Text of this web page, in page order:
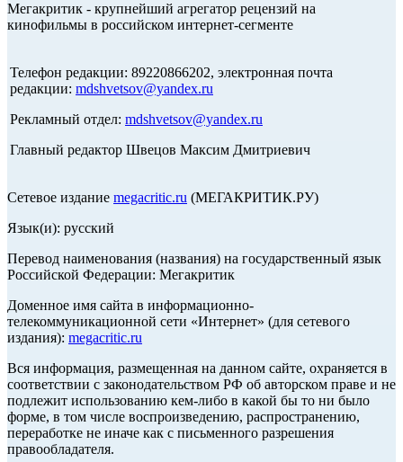
Мегакритик - крупнейший агрегатор рецензий на
кинофильмы в российском интернет-сегменте
Телефон редакции: 89220866202, электронная почта
редакции: mdshvetsov@yandex.ru
Рекламный отдел: mdshvetsov@yandex.ru
Главный редактор Швецов Максим Дмитриевич
Сетевое издание megacritic.ru (МЕГАКРИТИК.РУ)
Язык(и): русский
Перевод наименования (названия) на государственный язык
Российской Федерации: Мегакритик
Доменное имя сайта в информационно-
телекоммуникационной сети «Интернет» (для сетевого
издания): megacritic.ru
Вся информация, размещенная на данном сайте, охраняется в
соответствии с законодательством РФ об авторском праве и не
подлежит использованию кем-либо в какой бы то ни было
форме, в том числе воспроизведению, распространению,
переработке не иначе как с письменного разрешения
правообладателя.